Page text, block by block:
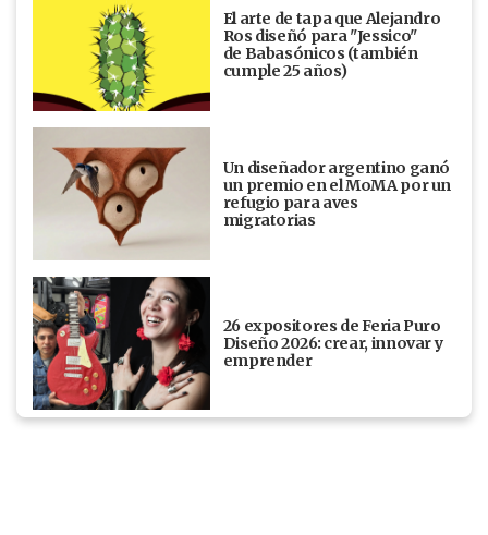
El arte de tapa que Alejandro
Ros diseñó para "Jessico"
de Babasónicos (también
cumple 25 años)
Un diseñador argentino ganó
un premio en el MoMA por un
refugio para aves
migratorias
26 expositores de Feria Puro
Diseño 2026: crear, innovar y
emprender